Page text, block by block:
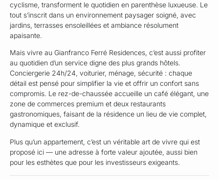
cyclisme, transforment le quotidien en parenthèse luxueuse. Le
tout s’inscrit dans un environnement paysager soigné, avec
jardins, terrasses ensoleillées et ambiance résolument
apaisante.
Mais vivre au Gianfranco Ferré Residences, c’est aussi profiter
au quotidien d’un service digne des plus grands hôtels.
Conciergerie 24h/24, voiturier, ménage, sécurité : chaque
détail est pensé pour simplifier la vie et offrir un confort sans
compromis. Le rez-de-chaussée accueille un café élégant, une
zone de commerces premium et deux restaurants
gastronomiques, faisant de la résidence un lieu de vie complet,
dynamique et exclusif.
Plus qu’un appartement, c’est un véritable art de vivre qui est
proposé ici — une adresse à forte valeur ajoutée, aussi bien
pour les esthètes que pour les investisseurs exigeants.